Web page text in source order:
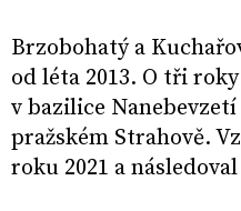
Brzobohatý a
od léta 2013. O tři
v bazilice
pražském Strahově.
roku 2021 a